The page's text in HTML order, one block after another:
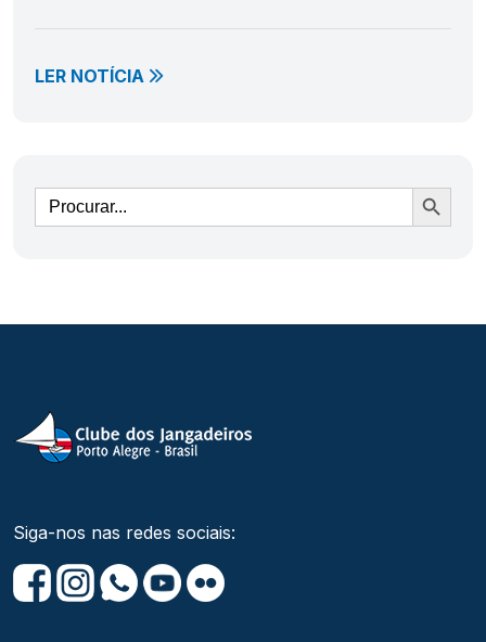
LER NOTÍCIA
Ir
Siga-nos nas redes sociais: